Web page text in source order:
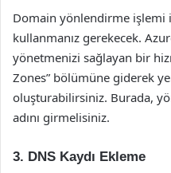
Domain yönlendirme işlemi
kullanmanız gerekecek.
yönetmenizi sağlayan bir
Zones” bölümüne giderek
oluşturabilirsiniz. Burada,
adını girmelisiniz.
3. DNS Kaydı Ekleme